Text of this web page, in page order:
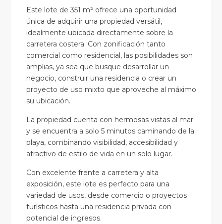
Este lote de 351 m² ofrece una oportunidad
única de adquirir una propiedad versátil,
idealmente ubicada directamente sobre la
carretera costera. Con zonificación tanto
comercial como residencial, las posibilidades son
amplias, ya sea que busque desarrollar un
negocio, construir una residencia o crear un
proyecto de uso mixto que aproveche al máximo
su ubicación.
La propiedad cuenta con hermosas vistas al mar
y se encuentra a solo 5 minutos caminando de la
playa, combinando visibilidad, accesibilidad y
atractivo de estilo de vida en un solo lugar.
Con excelente frente a carretera y alta
exposición, este lote es perfecto para una
variedad de usos, desde comercio o proyectos
turísticos hasta una residencia privada con
potencial de ingresos.